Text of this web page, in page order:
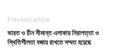
Previous article
ভারত ও চীন সীমান্ত এলাকায় নিরাপত্তা ও
স্থিতিশীলতা বজায় রাখতে সম্মত হয়েছে